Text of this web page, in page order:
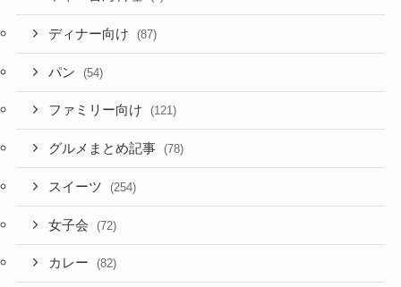
ディナー向け (87)
パン (54)
ファミリー向け (121)
グルメまとめ記事 (78)
スイーツ (254)
女子会 (72)
カレー (82)